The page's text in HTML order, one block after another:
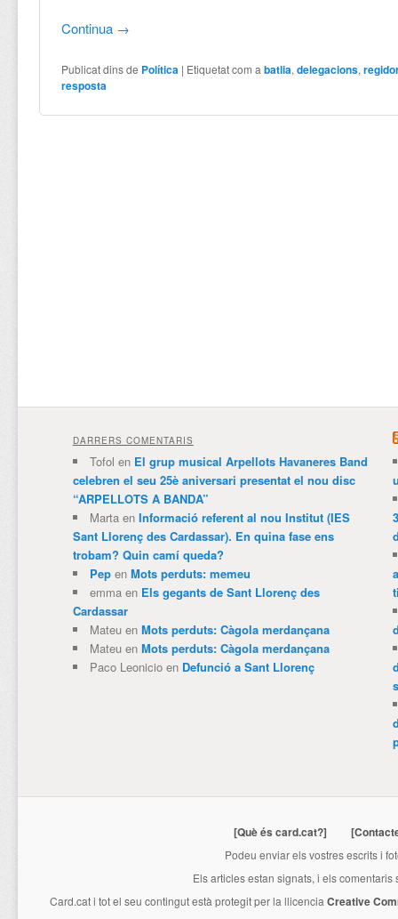
Continua →
Publicat dins de Política | Etiquetat com a batlia,delegacions,
resposta
DARRERS COMENTARIS
Tofol en El grup musical Arpellots Havaneres Band
celebren el seu 25è aniversari presentat el nou disc
“ARPELLOTS A BANDA”
Martaen Informació referent al nou Institut (IES
Sant Llorenç des Cardassar). En quina fase ens
trobam? Quin camí queda?
Pepen Mots perduts: memeu
emmaen Els gegants de Sant Llorenç des
Cardassar
Mateuen Mots perduts: Càgola merdançana
Mateuen Mots perduts: Càgola merdançana
Paco Leonicioen Defunció a Sant Llorenç
[Què és card.cat?]
Podeu enviar els vostres escrits i
Els articles estan signats, i els
Card.cati tot el seu contingut està protegit per la llicencia Creative